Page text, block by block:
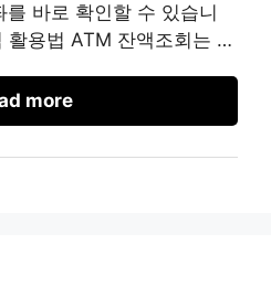
바로 확인할 수 있습니
활용법 ATM 잔액조회는 …
more